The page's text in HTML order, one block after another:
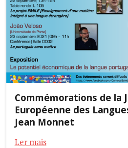
Commémorations de la
Européenne des
Jean Monnet
Ler mais